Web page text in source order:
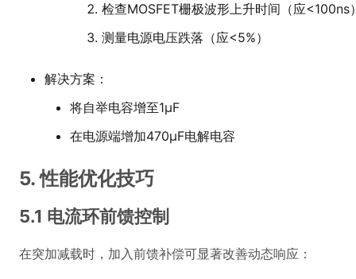
检查MOSFET栅极波形上升时间（应<100ns
测量电源电压跌落（应<5%）
解决方案：
将自举电容增至1μF
在电源端增加470μF电解电容
5. 性能优化技巧
5.1 电流环前馈控制
在突加减载时，加入前馈补偿可显著改善动态响应：